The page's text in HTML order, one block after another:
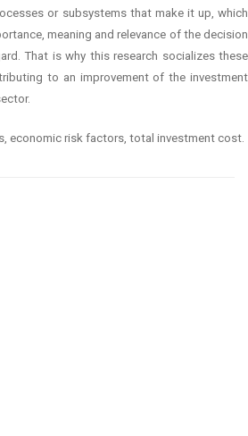
or subsystems that make it up, which
meaning and relevance of the decision
That is why this research socializes these
to an improvement of the investment
economic risk factors, total investment cost.